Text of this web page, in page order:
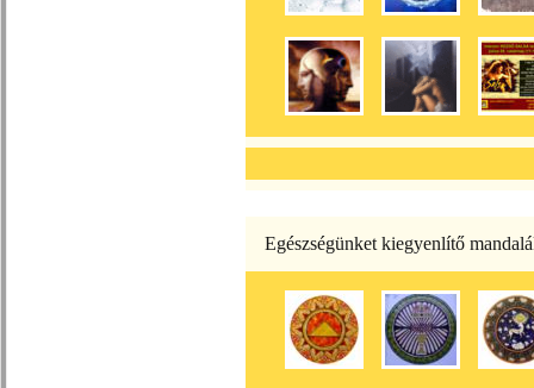
Egészségünket kiegyenlítő